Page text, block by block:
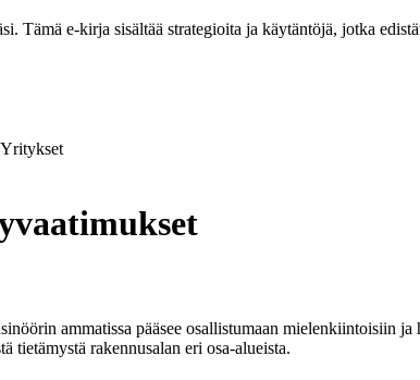
Tämä e-kirja sisältää strategioita ja käytäntöjä, jotka
Yritykset
ammatissa pääsee osallistumaan mielenkiintoisiin
rakennusalan eri osa-alueista.